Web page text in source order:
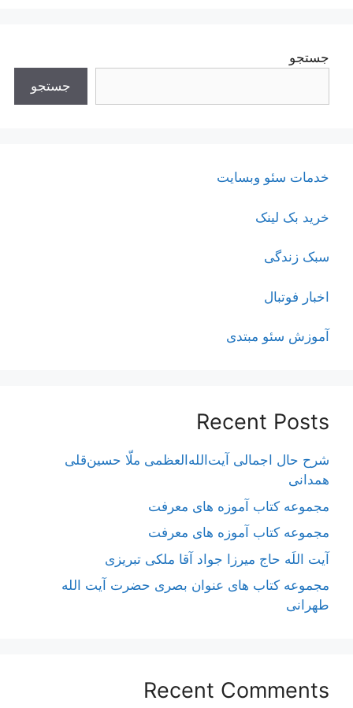
جستجو
جستجو
خدمات سئو وبسایت
خرید بک لینک
سبک زندگی
اخبار فوتبال
آموزش سئو مبتدی
Recent Posts
شرح حال اجمالی آیت‌الله‌العظمی ملّا حسین‌قلی
همدانی
مجموعه کتاب آموزه های معرفت
مجموعه کتاب آموزه های معرفت
آیت اللَه حاج میرزا جواد آقا ملکی تبریزی
مجموعه کتاب های عنوان بصری حضرت آیت الله
طهرانی
Recent Comments